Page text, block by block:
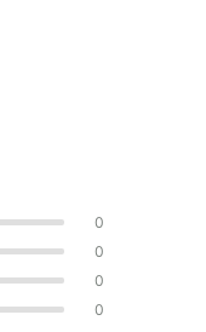
0
0
0
0